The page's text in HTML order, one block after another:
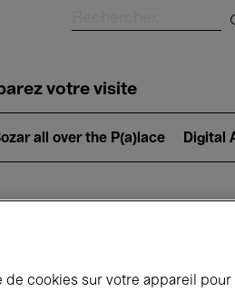
votre visite
all over the P(a)lace Digital
à Bozar
de cookies sur votre appareil pour